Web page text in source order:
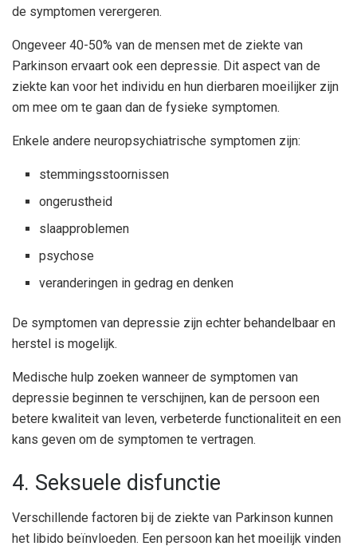
de symptomen verergeren.
Ongeveer 40-50% van de mensen met de ziekte van
Parkinson ervaart ook een depressie. Dit aspect van de
ziekte kan voor het individu en hun dierbaren moeilijker zijn
om mee om te gaan dan de fysieke symptomen.
Enkele andere neuropsychiatrische symptomen zijn:
stemmingsstoornissen
ongerustheid
slaapproblemen
psychose
veranderingen in gedrag en denken
De symptomen van depressie zijn echter behandelbaar en
herstel is mogelijk.
Medische hulp zoeken wanneer de symptomen van
depressie beginnen te verschijnen, kan de persoon een
betere kwaliteit van leven, verbeterde functionaliteit en een
kans geven om de symptomen te vertragen.
4. Seksuele disfunctie
Verschillende factoren bij de ziekte van Parkinson kunnen
het libido beïnvloeden. Een persoon kan het moeilijk vinden